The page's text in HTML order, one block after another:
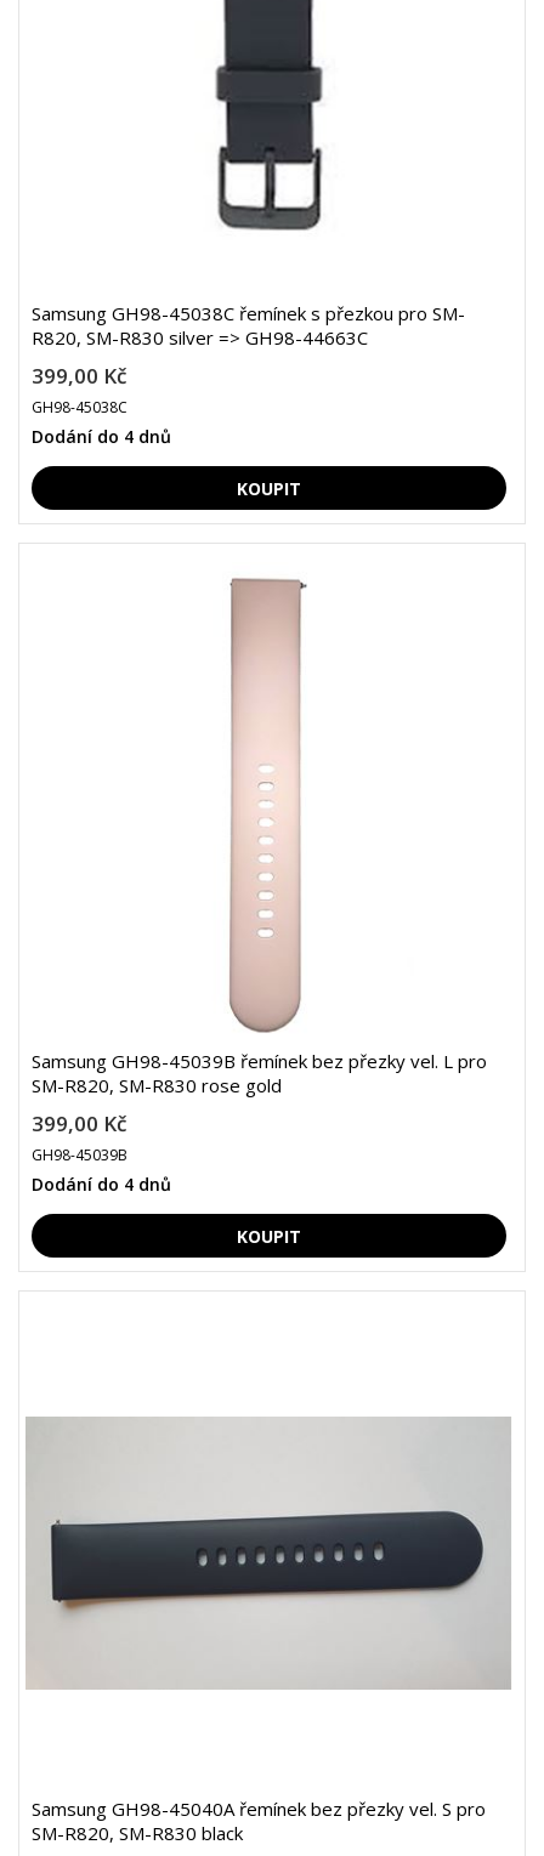
Samsung GH98-45038C řemínek s přezkou pro SM-
R820, SM-R830 silver => GH98-44663C
399,00 Kč
GH98-45038C
Dodání do 4 dnů
Samsung GH98-45039B řemínek bez přezky vel. L pro
SM-R820, SM-R830 rose gold
399,00 Kč
GH98-45039B
Dodání do 4 dnů
Samsung GH98-45040A řemínek bez přezky vel. S pro
SM-R820, SM-R830 black